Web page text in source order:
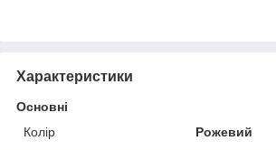
Характеристики
Основні
Колір
Рожевий